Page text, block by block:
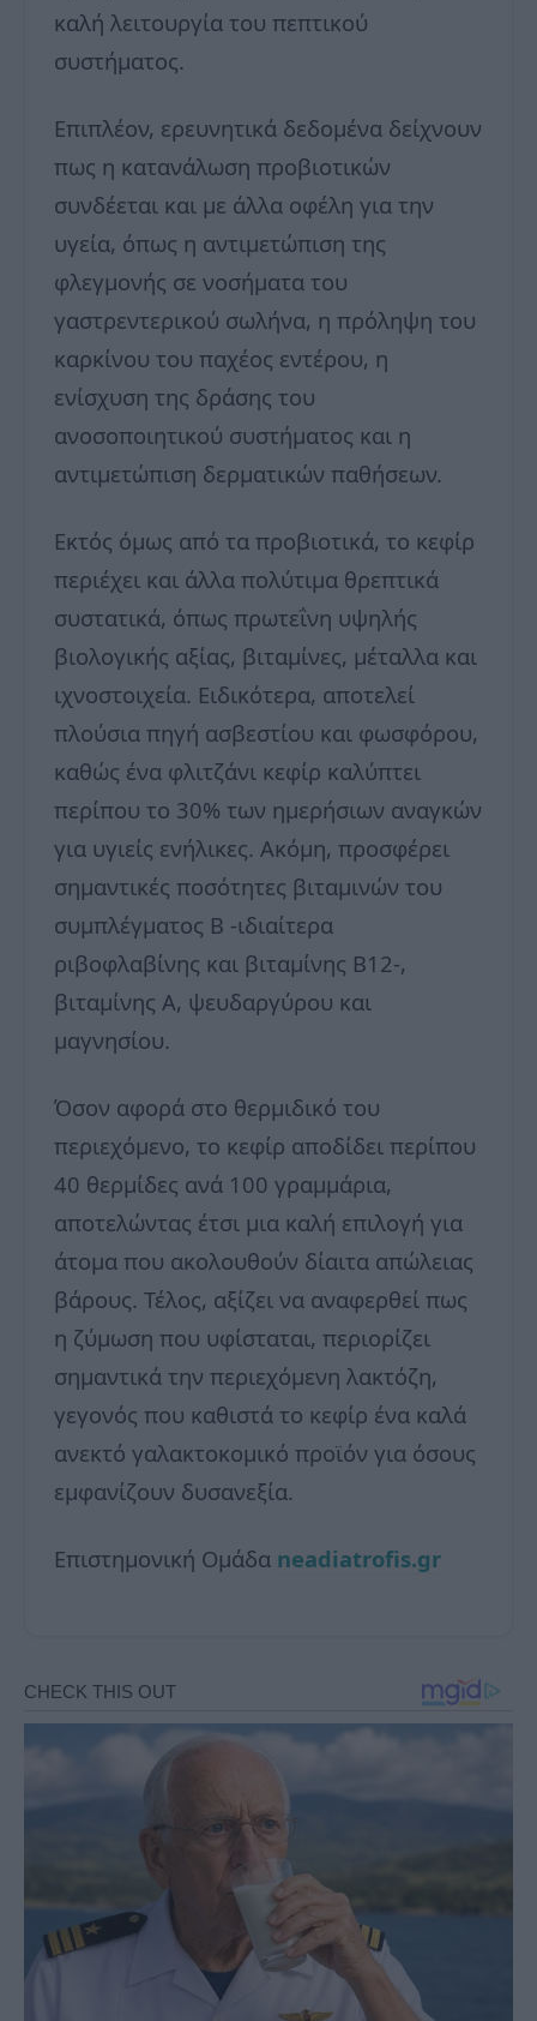
καλή λειτουργία του πεπτικού
συστήματος.
Επιπλέον, ερευνητικά δεδομένα δείχνουν
πως η κατανάλωση προβιοτικών
συνδέεται και με άλλα οφέλη για την
υγεία, όπως η αντιμετώπιση της
φλεγμονής σε νοσήματα του
γαστρεντερικού σωλήνα, η πρόληψη του
καρκίνου του παχέος εντέρου, η
ενίσχυση της δράσης του
ανοσοποιητικού συστήματος και η
αντιμετώπιση δερματικών παθήσεων.
Εκτός όμως από τα προβιοτικά, το κεφίρ
περιέχει και άλλα πολύτιμα θρεπτικά
συστατικά, όπως πρωτεΐνη υψηλής
βιολογικής αξίας, βιταμίνες, μέταλλα και
ιχνοστοιχεία. Ειδικότερα, αποτελεί
πλούσια πηγή ασβεστίου και φωσφόρου,
καθώς ένα φλιτζάνι κεφίρ καλύπτει
περίπου το 30% των ημερήσιων αναγκών
για υγιείς ενήλικες. Ακόμη, προσφέρει
σημαντικές ποσότητες βιταμινών του
συμπλέγματος Β -ιδιαίτερα
ριβοφλαβίνης και βιταμίνης Β12-,
βιταμίνης Α, ψευδαργύρου και
μαγνησίου.
Όσον αφορά στο θερμιδικό του
περιεχόμενο, το κεφίρ αποδίδει περίπου
40 θερμίδες ανά 100 γραμμάρια,
αποτελώντας έτσι μια καλή επιλογή για
άτομα που ακολουθούν δίαιτα απώλειας
βάρους. Τέλος, αξίζει να αναφερθεί πως
η ζύμωση που υφίσταται, περιορίζει
σημαντικά την περιεχόμενη λακτόζη,
γεγονός που καθιστά το κεφίρ ένα καλά
ανεκτό γαλακτοκομικό προϊόν για όσους
εμφανίζουν δυσανεξία.
Επιστημονική Ομάδα neadiatrofis.gr